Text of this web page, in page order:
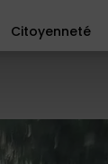
Citoyenneté